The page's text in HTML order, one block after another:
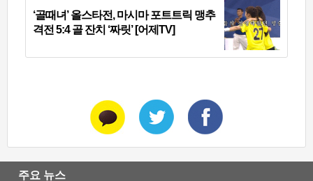
‘골때녀’ 올스타전, 마시마 포트트릭 맹추
격전 5:4 골 잔치 ‘짜릿’ [어제TV]
주요 뉴스